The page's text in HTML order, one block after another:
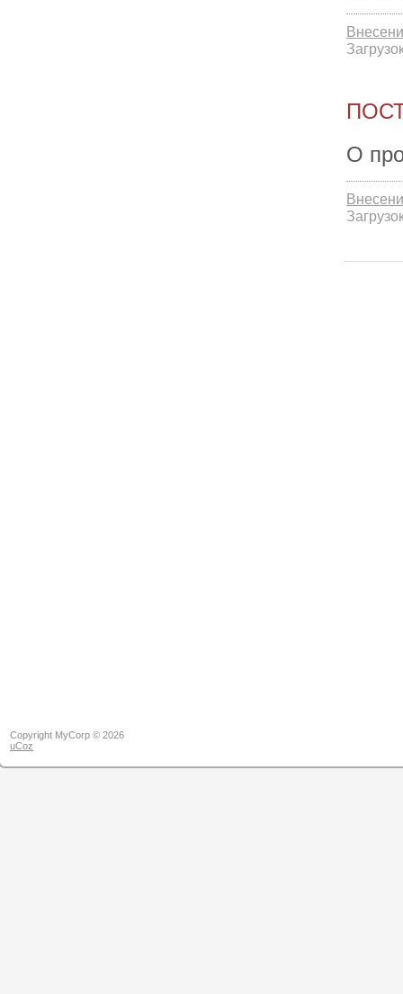
О
Copyright MyCorp © 2026
uCoz